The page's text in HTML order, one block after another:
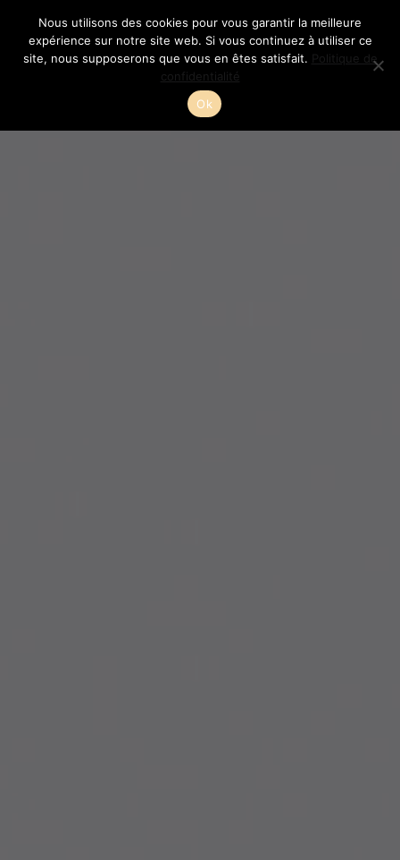
contenu
Nous utilisons des cookies pour vous garantir la meilleure
expérience sur notre site web. Si vous continuez à utiliser ce
site, nous supposerons que vous en êtes satisfait.
Politique de
confidentialité
Ok